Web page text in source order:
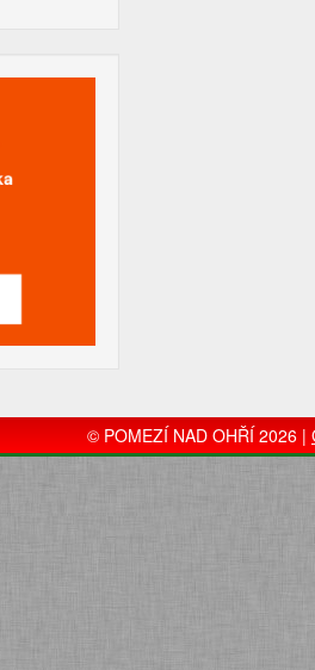
© POMEZÍ NAD OHŘÍ 2026 |